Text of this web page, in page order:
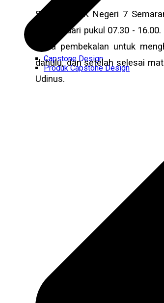
Capstone Design
Produk Capstone Design
Siswa/i SMK Negeri 7
dimulai dari pukul 07.30 -
serta pembekalan untuk
dahulu, dan setelah selesai
Udinus.